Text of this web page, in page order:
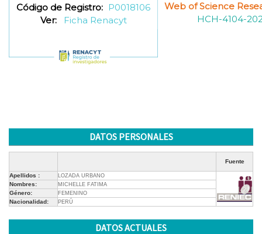
Código de Registro: P0018106
Ver:
Ficha Renacyt
Web of Science
HCH-4104-
DATOS PERSONALES
Fuente
Apellidos : LOZADA URBANO
Nombres: MICHELLE FATIMA
Género: FEMENINO
Nacionalidad: PERÚ
DATOS ACTUALES